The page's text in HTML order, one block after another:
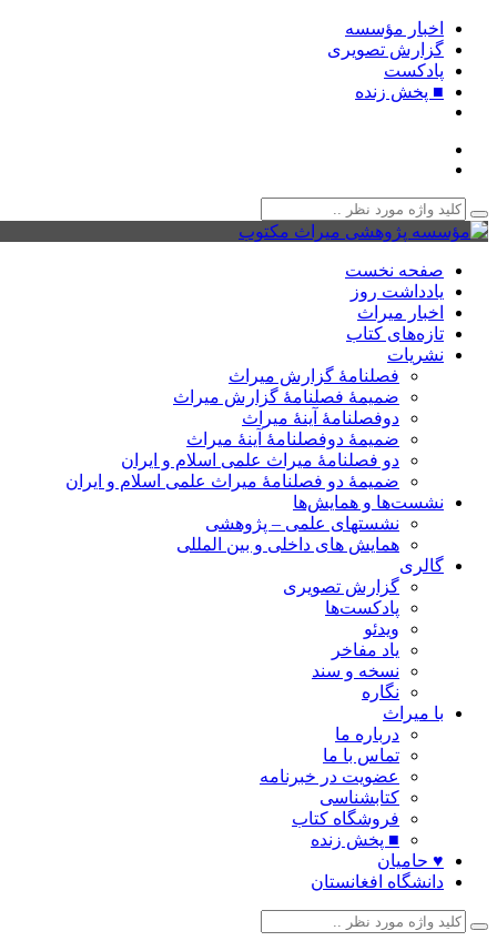
اخبار مؤسسه
گزارش تصویری
پادکست‌
■ پخش زنده
صفحه نخست
یادداشت روز
اخبار میراث
تازه‌های کتاب
نشریات
فصلنامۀ گزارش میراث
ضمیمۀ فصلنامۀ گزارش میراث
دوفصلنامۀ آینۀ میراث
ضمیمۀ دوفصلنامۀ آینۀ میراث
دو فصلنامۀ میراث علمی اسلام و ایران
ضمیمۀ دو فصلنامۀ میراث علمی اسلام و ایران
نشست‌ها و همایش‌ها
نشستهای علمی – پژوهشی
همایش های داخلی و بین المللی
گالری
گزارش تصویری
پادکست‌ها
ویدئو
یاد مفاخر
نسخه و سند
نگاره
با میراث
درباره ما
تماس با ما
عضویت در خبرنامه
کتابشناسی
فروشگاه کتاب
■ پخش زنده
♥ حامیان
دانشگاه افغانستان